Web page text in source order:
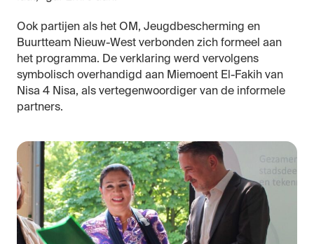
Ook partijen als het OM, Jeugdbescherming en
Buurtteam Nieuw-West verbonden zich formeel aan
het programma. De verklaring werd vervolgens
symbolisch overhandigd aan Miemoent El-Fakih van
Nisa 4 Nisa, als vertegenwoordiger van de informele
partners.